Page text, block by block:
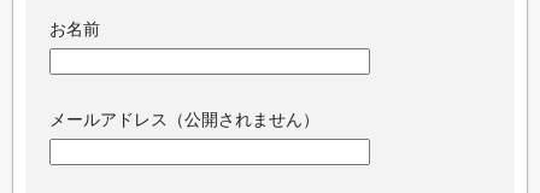
お名前
メールアドレス（公開されません）